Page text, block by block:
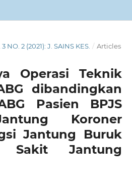
NO. 2 (2021): J. SAINS KES. / Articles
Operasi Teknik
dibandingkan
Pasien BPJS
Koroner
Jantung Buruk
Jantung